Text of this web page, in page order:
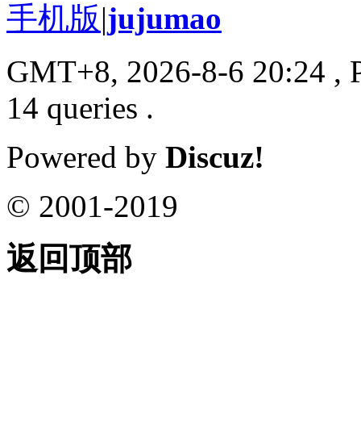
手机版|jujumao
GMT+8, 2026-8-6 20:24 ,
14 queries .
Powered by Discuz!
© 2001-2019
返回顶部